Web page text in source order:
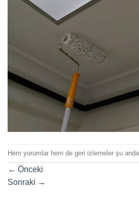
Hem yorumlar hem de geri izlemeler şu anda
← Önceki
Sonraki →